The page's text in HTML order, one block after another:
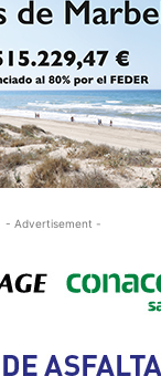
- Advertisement -